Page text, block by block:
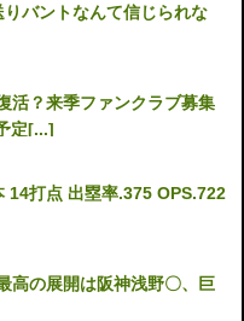
バントなんて信じられな
活？来季ファンクラブ募集
定[...]
14打点 出塁率.375 OPS.722
高の展開は阪神浅野〇、巨